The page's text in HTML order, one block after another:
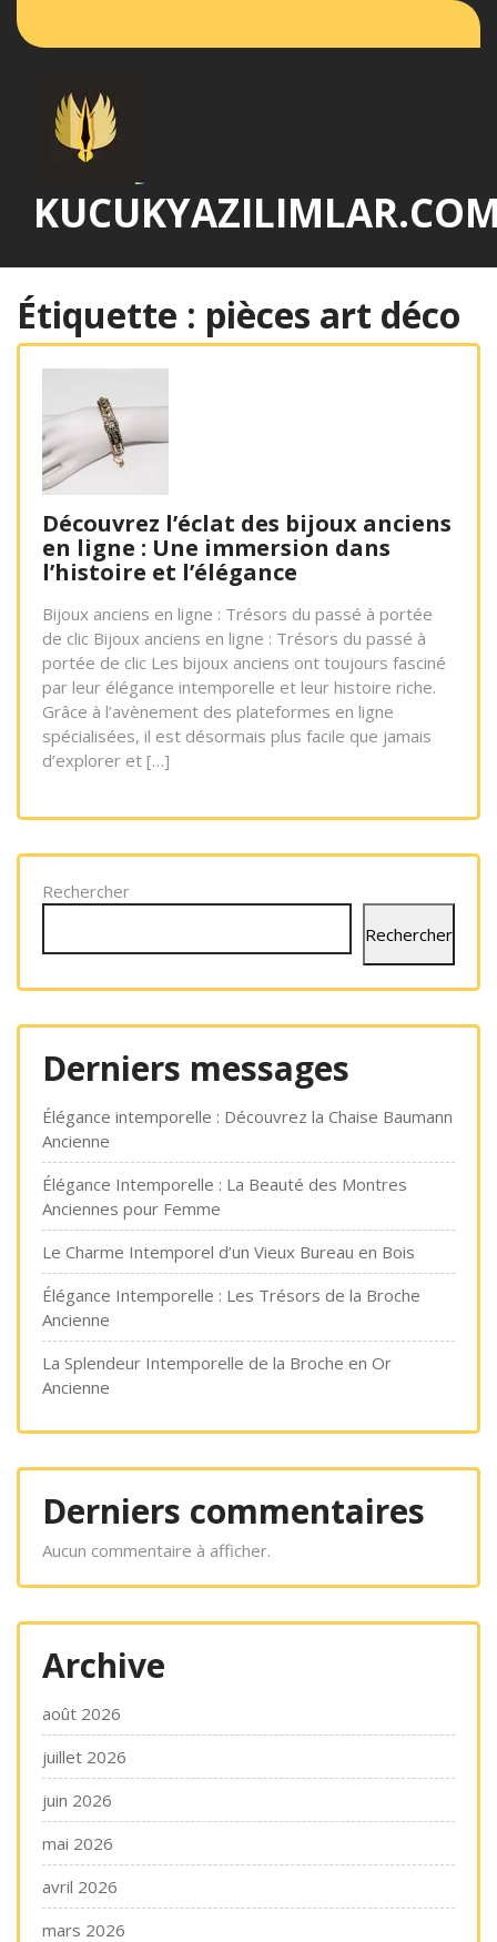
Étiquette : pièces art déco
Découvrez l’éclat des bijoux anciens
en ligne : Une immersion dans
l’histoire et l’élégance
Bijoux anciens en ligne : Trésors du passé à portée
de clic Bijoux anciens en ligne : Trésors du passé à
portée de clic Les bijoux anciens ont toujours fasciné
par leur élégance intemporelle et leur histoire riche.
Grâce à l’avènement des plateformes en ligne
spécialisées, il est désormais plus facile que jamais
d’explorer et […]
Rechercher
Rechercher
Derniers messages
Élégance intemporelle : Découvrez la Chaise Baumann
Ancienne
Élégance Intemporelle : La Beauté des Montres
Anciennes pour Femme
Le Charme Intemporel d’un Vieux Bureau en Bois
Élégance Intemporelle : Les Trésors de la Broche
Ancienne
La Splendeur Intemporelle de la Broche en Or
Ancienne
Derniers commentaires
Aucun commentaire à afficher.
Archive
août 2026
juillet 2026
juin 2026
mai 2026
avril 2026
mars 2026